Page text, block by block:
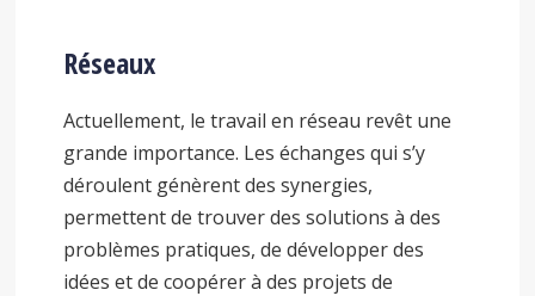
Réseaux
Actuellement, le travail en réseau revêt une
grande importance. Les échanges qui s’y
déroulent génèrent des synergies,
permettent de trouver des solutions à des
problèmes pratiques, de développer des
idées et de coopérer à des projets de